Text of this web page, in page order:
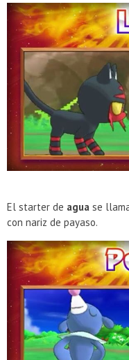
El starter de agua se
con nariz de payaso.